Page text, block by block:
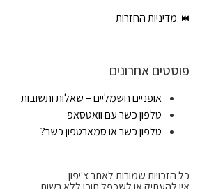
מדיניות החזרות
פוסטים אחרונים
אופניים חשמליים – שאלות ותשובות
טלפון כשר עם וואטסאפ
טלפון כשר או סמארטפון כשר?
כל הזכויות שמורות לאתר צ'יפון